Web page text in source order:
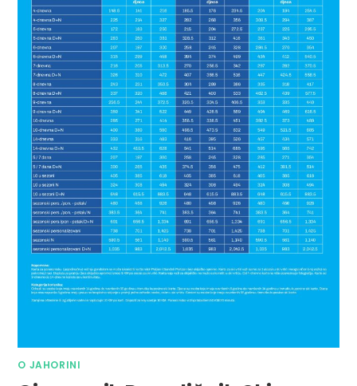
O JAHORINI